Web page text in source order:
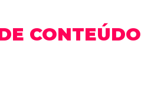
CONTEÚDO